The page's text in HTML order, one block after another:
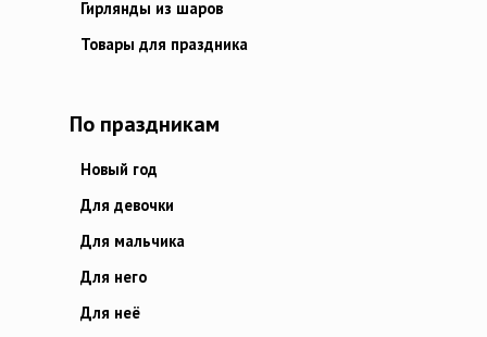
Гирлянды из шаров
Товары для праздника
По праздникам
Новый год
Для девочки
Для мальчика
Для него
Для неё